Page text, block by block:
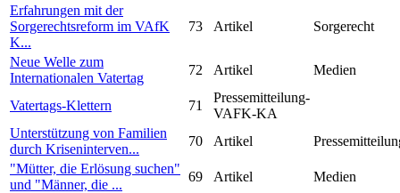
Erfahrungen mit der
Sorgerechtsreform im VAfK
K...
73 Artikel Sorgerecht
Neue Welle zum
Internationalen Vatertag
72 Artikel Medien
Vatertags-Klettern 71
Pressemitteilung-
VAFK-KA
Unterstützung von Familien
durch Kriseninterven...
70 Artikel
"Mütter, die Erlösung suchen"
und "Männer, die ...
69 Artikel
Medien